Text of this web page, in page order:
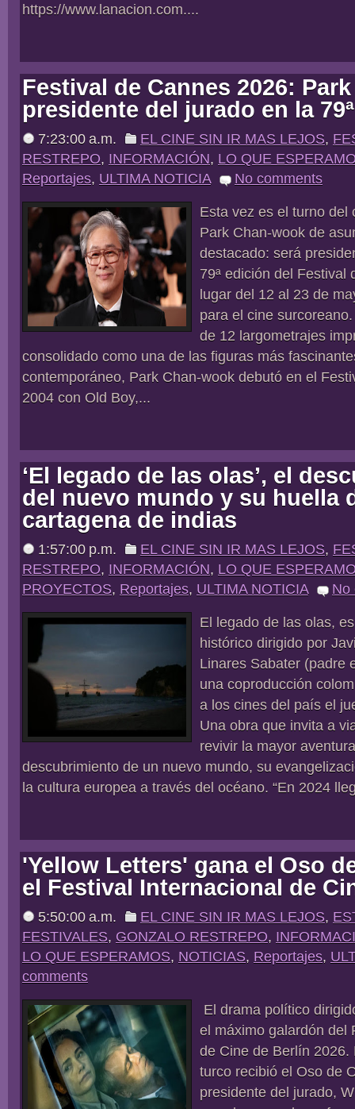
https://www.lanacion.com....
Festival de Cannes 2026:
presidente del jurado en la
7:23:00 a.m. EL CINE SIN IR MAS LEJOS,
RESTREPO, INFORMACIÓN, LO QUE
Reportajes, ULTIMA NOTICIA
No comments
Esta vez es el turno del
Park Chan-wook de
destacado: será
79ª edición del Festival
lugar del 12 al 23 de
para el cine
de 12 largometrajes
consolidado como una de las figuras más
contemporáneo, Park Chan-wook debutó en el
2004 con Old Boy,...
‘El legado de las olas’, el
del nuevo mundo y su huella
cartagena de indias
1:57:00 p.m. EL CINE SIN IR MAS LEJOS,
RESTREPO, INFORMACIÓN, LO QUE
PROYECTOS, Reportajes, ULTIMA NOTICIA
No
El legado de las olas,
histórico dirigido por
Linares Sabater (padre
una coproducción
a los cines del país el
Una obra que invita a
revivir la mayor
descubrimiento de un nuevo mundo, su
la cultura europea a través del océano. “En 2024
'Yellow Letters' gana el Oso
el Festival Internacional de
5:50:00 a.m. EL CINE SIN IR MAS LEJOS,
FESTIVALES, GONZALO RESTREPO,
LO QUE ESPERAMOS, NOTICIAS, Reportajes,
comments
El drama político
el máximo galardón del
de Cine de Berlín
turco recibió el Oso de
presidente del jurado,